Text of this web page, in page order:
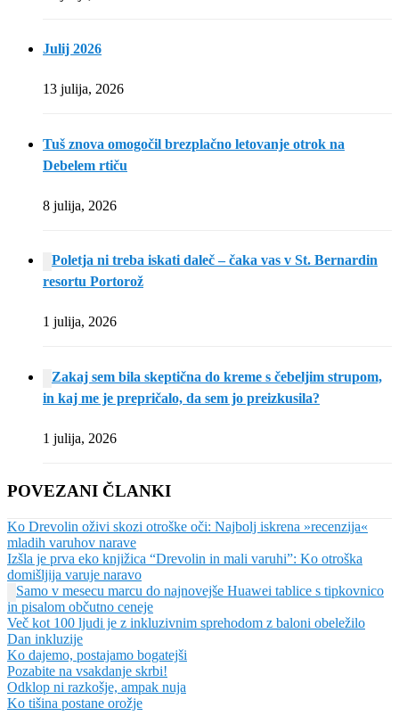
Julij 2026
13 julija, 2026
Tuš znova omogočil brezplačno letovanje otrok na
Debelem rtiču
8 julija, 2026
Poletja ni treba iskati daleč – čaka vas v St. Bernardin
resortu Portorož
1 julija, 2026
Zakaj sem bila skeptična do kreme s čebeljim strupom,
in kaj me je prepričalo, da sem jo preizkusila?
1 julija, 2026
POVEZANI ČLANKI
Ko Drevolin oživi skozi otroške oči: Najbolj iskrena »recenzija«
mladih varuhov narave
Izšla je prva eko knjižica “Drevolin in mali varuhi”: Ko otroška
domišljija varuje naravo
Samo v mesecu marcu do najnovejše Huawei tablice s tipkovnico
in pisalom občutno ceneje
Več kot 100 ljudi je z inkluzivnim sprehodom z baloni obeležilo
Dan inkluzije
Ko dajemo, postajamo bogatejši
Pozabite na vsakdanje skrbi!
Odklop ni razkošje, ampak nuja
Ko tišina postane orožje